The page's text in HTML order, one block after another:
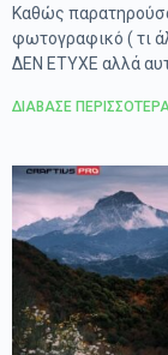
Καθώς
φωτογραφικό ( τι
ΔΕΝ ΕΤΥΧΕ αλλά
ΔΙΑΒΑΣΕ